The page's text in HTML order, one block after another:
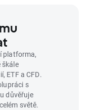
platforma,
ETF a CFD.
s
důvěřuje
světě.